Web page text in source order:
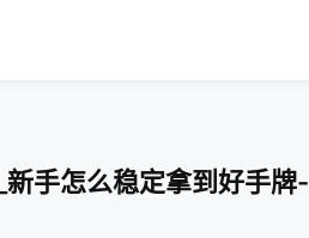
手怎么稳定拿到好手牌-